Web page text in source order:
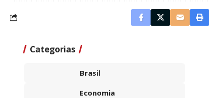
Categorias
Brasil
Economia